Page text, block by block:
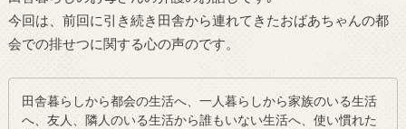
今回は、前回に引き続き田舎から連れてきたおばあちゃんの都
会での排せつに関する心の声のです。
田舎暮らしから都会の生活へ、一人暮らしから家族のいる生活
へ、友人、隣人のいる生活から誰もいない生活へ、使い慣れた